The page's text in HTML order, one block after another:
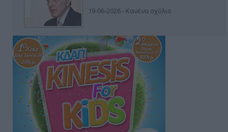
19-06-2026 - Κανένα σχόλιο